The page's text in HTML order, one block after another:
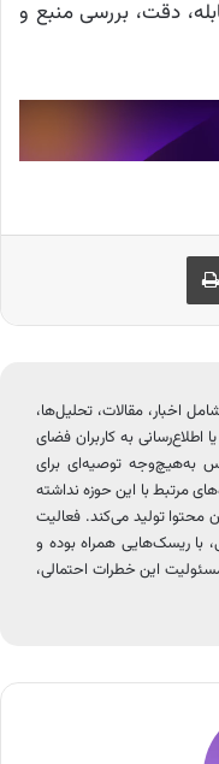
دقت، بررسی منبع و
چاپ
اخبار، مقالات، تحلیل‌ها،
اطلاع‌رسانی به کاربران فضای
به‌هیچ‌وجه توصیه‌ای برای
مرتبط با این حوزه نداشته
محتوا تولید می‌کند. فعالیت
با ریسک‌هایی همراه بوده و
این خطرات احتمالی،